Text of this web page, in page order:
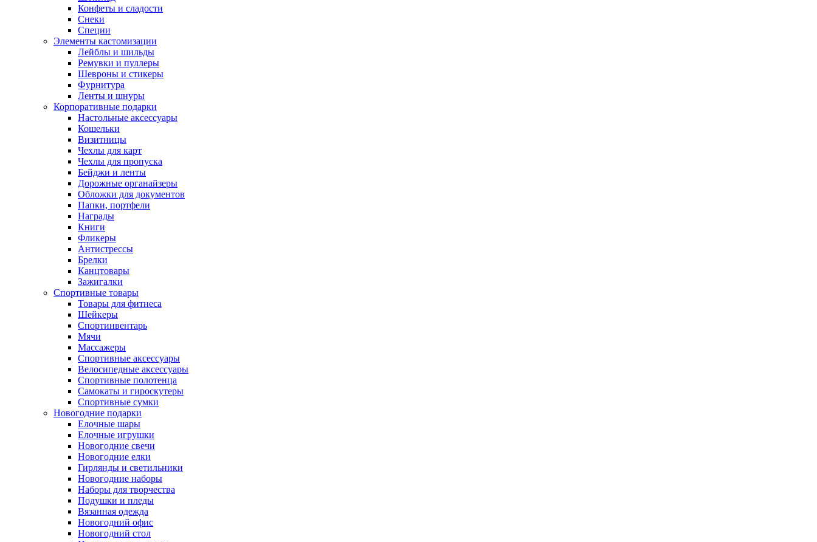
Конфеты и сладости
Снеки
Специи
Элементы кастомизации
Лейблы и шильды
Ремувки и пуллеры
Шевроны и стикеры
Фурнитура
Ленты и шнуры
Корпоративные подарки
Настольные аксессуары
Кошельки
Визитницы
Чехлы для карт
Чехлы для пропуска
Бейджи и ленты
Дорожные органайзеры
Обложки для документов
Папки, портфели
Награды
Книги
Фликеры
Антистрессы
Брелки
Канцтовары
Зажигалки
Спортивные товары
Товары для фитнеса
Шейкеры
Спортинвентарь
Мячи
Массажеры
Спортивные аксессуары
Велосипедные аксессуары
Спортивные полотенца
Самокаты и гироскутеры
Спортивные сумки
Новогодние подарки
Елочные шары
Елочные игрушки
Новогодние свечи
Новогодние елки
Гирлянды и светильники
Новогодние наборы
Наборы для творчества
Подушки и пледы
Вязанная одежда
Новогодний офис
Новогодний стол